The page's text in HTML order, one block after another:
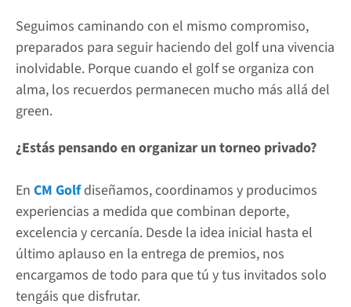
Seguimos caminando con el mismo compromiso,
preparados para seguir haciendo del golf una vivencia
inolvidable. Porque cuando el golf se organiza con
alma, los recuerdos permanecen mucho más allá del
green.
¿Estás pensando en organizar un torneo privado?
En CM Golf diseñamos, coordinamos y producimos
experiencias a medida que combinan deporte,
excelencia y cercanía. Desde la idea inicial hasta el
último aplauso en la entrega de premios, nos
encargamos de todo para que tú y tus invitados solo
tengáis que disfrutar.